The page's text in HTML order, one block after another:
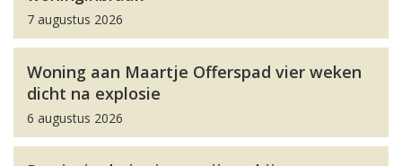
7 augustus 2026
Woning aan Maartje Offerspad vier weken
dicht na explosie
6 augustus 2026